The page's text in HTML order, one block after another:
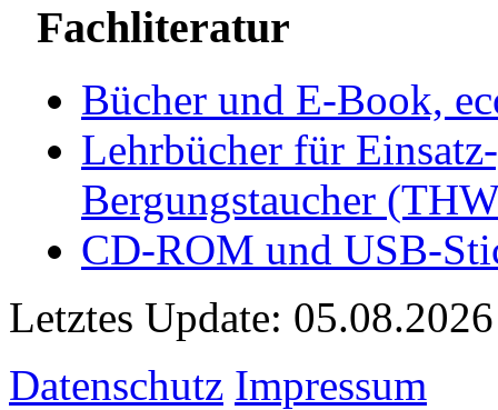
Fachliteratur
Bücher und E-Book,
Lehrbücher für
Bergungstaucher
CD-ROM und USB-
Letztes Update: 05.08.2026
Datenschutz Impressum